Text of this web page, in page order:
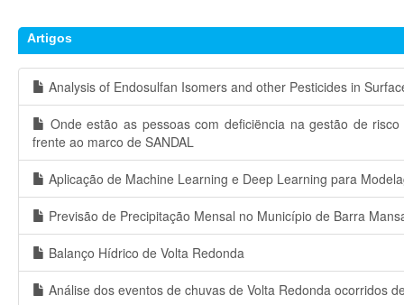
Artigos
Analysis of Endosulfan Isomers and other Pesticides in
Onde estão as pessoas com deficiëncia na gestão de
frente ao marco de SANDAL
Aplicação de Machine Learning e Deep Learning para
Previsão de Precipitação Mensal no Município de Barra
Balanço Hídrico de Volta Redonda
Análise dos eventos de chuvas de Volta Redonda ocorridos